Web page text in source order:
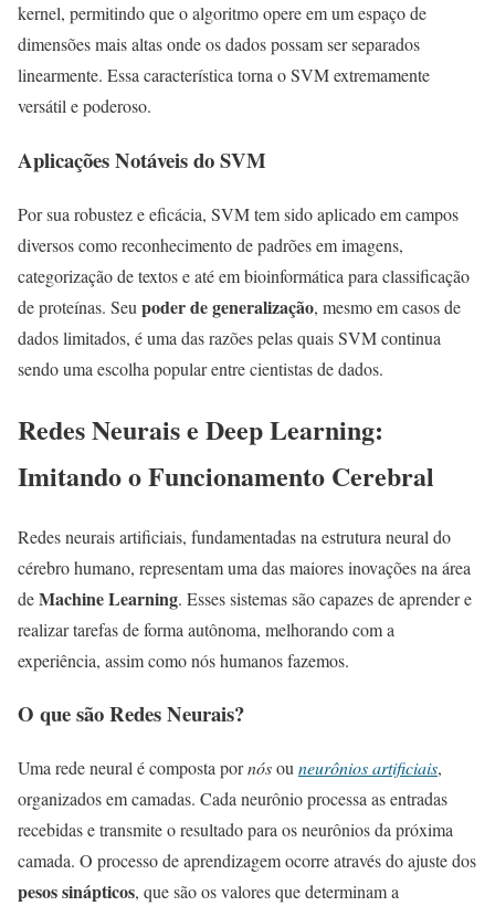
kernel, permitindo que o algoritmo opere em um espaço de
dimensões mais altas onde os dados possam ser separados
linearmente. Essa característica torna o SVM extremamente
versátil e poderoso.
Aplicações Notáveis do SVM
Por sua robustez e eficácia, SVM tem sido aplicado em campos
diversos como reconhecimento de padrões em imagens,
categorização de textos e até em bioinformática para classificação
de proteínas. Seu poder de generalização, mesmo em casos de
dados limitados, é uma das razões pelas quais SVM continua
sendo uma escolha popular entre cientistas de dados.
Redes Neurais e Deep Learning:
Imitando o Funcionamento Cerebral
Redes neurais artificiais, fundamentadas na estrutura neural do
cérebro humano, representam uma das maiores inovações na área
deMachine Learning. Esses sistemas são capazes de aprender e
realizar tarefas de forma autônoma, melhorando com a
experiência, assim como nós humanos fazemos.
O que são Redes Neurais?
Uma rede neural é composta pornósou neurônios artificiais,
organizados em camadas. Cada neurônio processa as entradas
recebidas e transmite o resultado para os neurônios da próxima
camada. O processo de aprendizagem ocorre através do ajuste dos
pesos sinápticos, que são os valores que determinam a